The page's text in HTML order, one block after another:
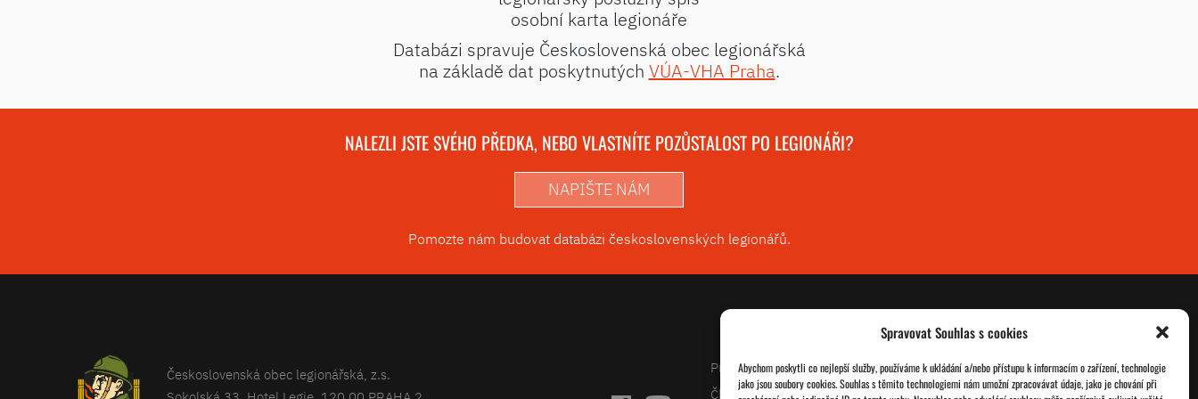
Spravovat Souhlas s cookies
Abychom poskytli co nejlepší služby, používáme k ukládání a/nebo přístupu k informacím o zařízení, technologie
jako jsou soubory cookies. Souhlas s těmito technologiemi nám umožní zpracovávat údaje, jako je chování při
osobní karta legionáře
Databázi spravuje Československá obec legionářská
na základě dat poskytnutých VÚA-VHA Praha.
NALEZLI JSTE SVÉHO PŘEDKA, NEBO VLASTNÍTE POZŮSTALOST PO LEGIONÁŘI?
NAPIŠTE NÁM
Pomozte nám budovat databázi československých legionářů.
Československá obec legionářská, z.s.
Projekty
Články
O nás
Jednoty ČSOL
Databáze legionářů
Pro členy